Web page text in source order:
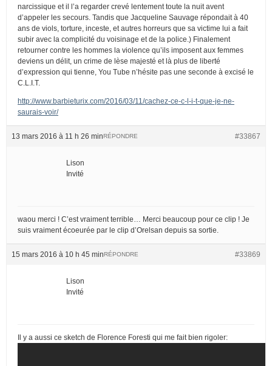
narcissique et il l’a regarder crevé lentement toute la nuit avent
d’appeler les secours. Tandis que Jacqueline Sauvage répondait à 40
ans de viols, torture, inceste, et autres horreurs que sa victime lui a fait
subir avec la complicité du voisinage et de la police.) Finalement
retourner contre les hommes la violence qu’ils imposent aux femmes
deviens un délit, un crime de lèse majesté et là plus de liberté
d’expression qui tienne, You Tube n’hésite pas une seconde à excisé le
C.L.I.T.
http://www.barbieturix.com/2016/03/11/cachez-ce-c-l-i-t-que-je-ne-
saurais-voir/
13 mars 2016 à 11 h 26 min #33867
RÉPONDRE
Lison
Invité
waou merci ! C’est vraiment terrible… Merci beaucoup pour ce clip ! Je
suis vraiment écoeurée par le clip d’Orelsan depuis sa sortie.
15 mars 2016 à 10 h 45 min #33869
RÉPONDRE
Lison
Invité
Il y a aussi ce sketch de Florence Foresti qui me fait bien rigoler: